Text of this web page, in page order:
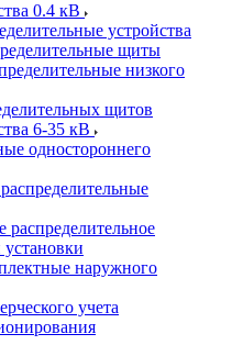
0.4 кВ
устройства
щиты
низкого
щитов
6-35 кВ
одностороннего
наружного
учета